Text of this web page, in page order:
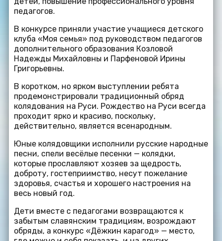
педагогов.
В конкурсе приняли участие учащиеся детского
клуба «Моя семья» под руководством педагогов
дополнительного образования Козловой
Надежды Михайловны и Парфеновой Ирины
Григорьевны.
В коротком, но ярком выступлении ребята
продемонстрировали традиционный обряд
колядования на Руси. Рождество на Руси всегда
проходит ярко и красиво, поскольку,
действительно, является всенародным.
Юные колядовщики исполнили русские народные
песни, спели весёлые песенки — колядки,
которые прославляют хозяев за щедрость,
доброту, гостеприимство, несут пожелание
здоровья, счастья и хорошего настроения на
весь новый год.
Дети вместе с педагогами возвращаются к
забытым славянским традициям, возрождают
обряды, а конкурс «Дёжкин карагод» — место,